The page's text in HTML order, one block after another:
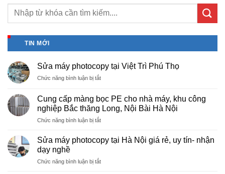
TIN MỚI
Sửa máy photocopy tại Việt Trì Phú Thọ
Chức năng bình luận bị tắtở
photocopy
tại
Việt
Phú
Thọ
Cung cấp màng bọc PE cho nhà máy, khu công
nghiệp Bắc thăng Long, Nội Bài Hà Nội
Chức năng bình luận bị tắtở
màng
PE
Sửa máy photocopy tại Hà Nội giá rẻ, uy tín- nhận
dạy nghề
Chức năng bình luận bị tắtở